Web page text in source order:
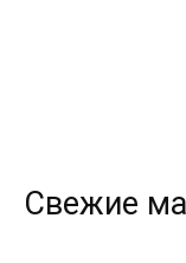
Свежие